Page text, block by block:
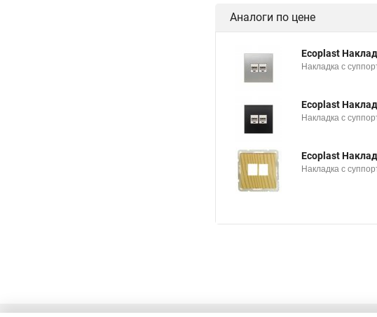
Аналоги по цене
Ecoplast
Накладка с
Ecoplast
Накладка с
Ecoplast
Накладка с